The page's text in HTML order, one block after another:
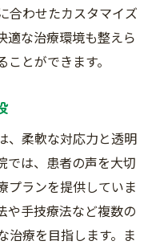
合わせたカスタマイズ
適な治療環境も整えら
とができます。
、柔軟な対応力と透明
では、患者の声を大切
プランを提供していま
や手技療法など複数の
治療を目指します。ま